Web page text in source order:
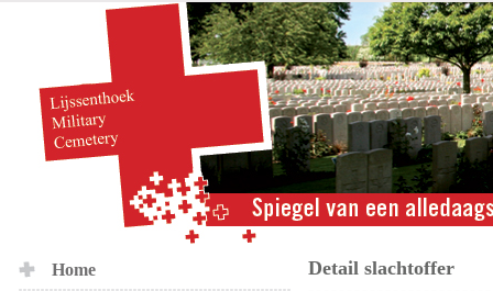
Home
Detail slachtoffer